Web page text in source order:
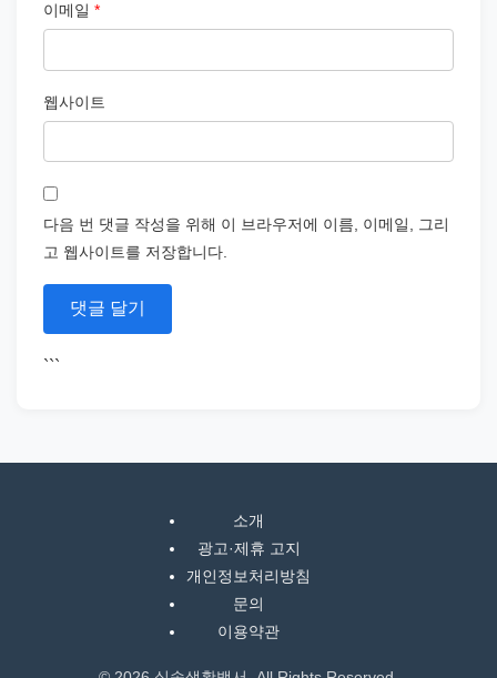
이메일 *
웹사이트
다음 번 댓글 작성을 위해 이 브라우저에 이름, 이메일, 그리
고 웹사이트를 저장합니다.
```
소개
광고·제휴 고지
개인정보처리방침
문의
이용약관